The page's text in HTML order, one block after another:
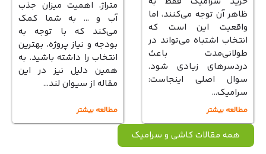
ظاهر آن توجه می‌کنند، اما
واقعیت این است که
انتخاب اشتباه می‌تواند در
طولانی‌مدت باعث
دردسرهای زیادی شود.
سوال اصلی اینجاست:
سرامیک…
مطالعه بیشتر
متراژ، اهمیت میزان جذب
آب و … به شما کمک
می‌کند که با توجه به
بودجه و نیاز پروژه، بهترین
انتخاب را داشته باشید. به
همین دلیل نیز در این
مقاله از سیوان لند…
مطالعه بیشتر
همه مقالات کاشی و سرامیک